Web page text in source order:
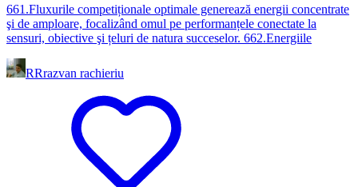
661.Fluxurile competiționale optimale generează energii concentrate
şi de amploare, focalizând omul pe performanțele conectate la
sensuri, obiective şi țeluri de natura succeselor. 662.Energiile
RRrazvan rachieriu